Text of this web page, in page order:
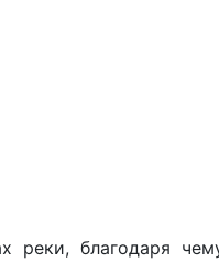
реки, благодаря